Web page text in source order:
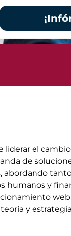
el
de
abordando
y
y